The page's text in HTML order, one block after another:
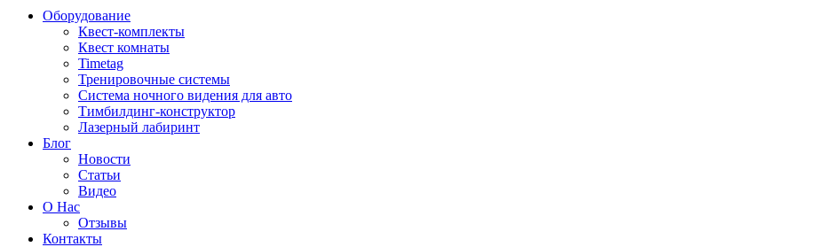
Оборудование
Квест-комплекты
Квест комнаты
Timetag
Тренировочные системы
Cистема ночного видения для авто
Тимбилдинг-конструктор
Лазерный лабиринт
Блог
Новости
Статьи
Видео
О Нас
Отзывы
Контакты